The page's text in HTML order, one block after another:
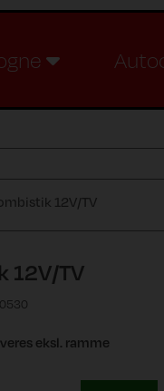
12V/TV
12V/TV
eksl. ramme